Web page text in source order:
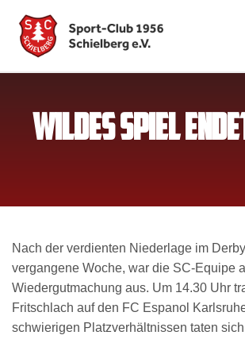
WILDES SPIEL
Nach der verdienten Niederlage im
vergangene Woche, war die SC-Equipe
Wiedergutmachung aus. Um 14.30 Uhr
Fritschlach auf den FC Espanol
schwierigen Platzverhältnissen taten